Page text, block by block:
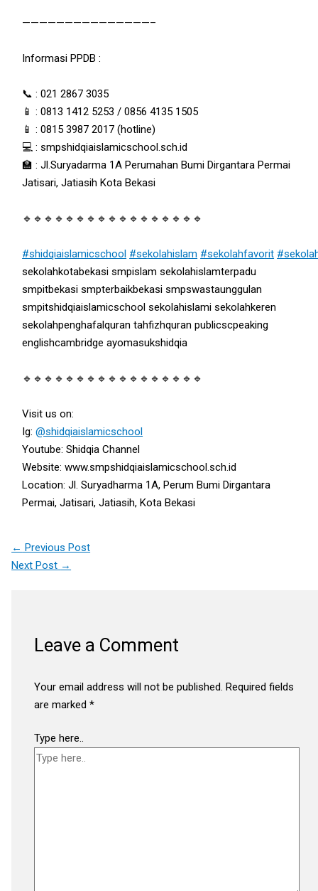
———————————————–
Informasi PPDB :
📞 : 021 2867 3035
📱 : 0813 1412 5253 / 0856 4135 1505
📱 : 0815 3987 2017 (hotline)
💻 : smpshidqiaislamicschool.sch.id
🏫 : Jl.Suryadarma 1A Perumahan Bumi Dirgantara Permai
Jatisari, Jatiasih Kota Bekasi
🔹🔹🔹🔹🔹🔹🔹🔹🔹🔹🔹🔹🔹🔹🔹🔹🔹
#shidqiaislamicschool #sekolahislam #sekolahfavorit
sekolahkotabekasi smpislam sekolahislamterpadu
smpitbekasi smpterbaikbekasi smpswastaunggulan
smpitshidqiaislamicschool sekolahislami sekolahkeren
sekolahpenghafalquran tahfizhquran publicscpeaking
englishcambridge ayomasukshidqia
🔹🔹🔹🔹🔹🔹🔹🔹🔹🔹🔹🔹🔹🔹🔹🔹🔹
Visit us on:
Ig:@shidqiaislamicschool
Youtube: Shidqia Channel
Website: www.smpshidqiaislamicschool.sch.id
Location: Jl. Suryadharma 1A, Perum Bumi Dirgantara
Permai, Jatisari, Jatiasih, Kota Bekasi
← Previous Post
Next Post →
Leave a Comment
Your email address will not be published. Required fields
are marked*
Type here..